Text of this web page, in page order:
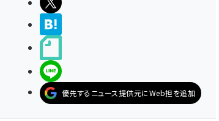
LINEで送る
優先するニュース提供元にWeb担を追加